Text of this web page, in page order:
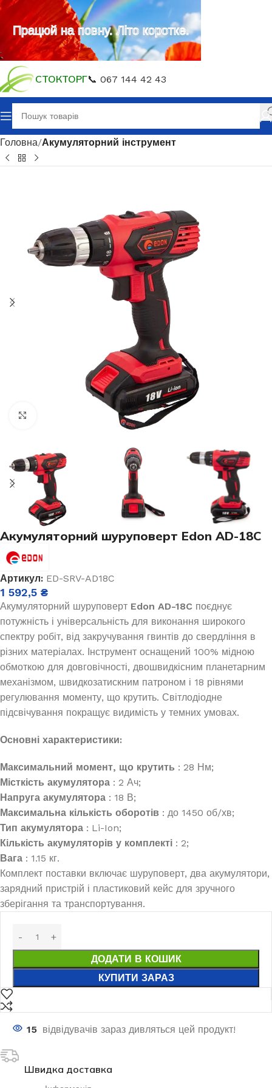
СТОКТОРГ📞 067 144 42 43
Головна Акумуляторний інструмент
Клацніть, щоб збільшити
Акумуляторний шуруповерт Edon AD-18C
Артикул: ED-SRV-AD18C
1 592,5 ₴
Акумуляторний шуруповерт Edon AD-18C поєднує
потужність і універсальність для виконання широкого
спектру робіт, від закручування гвинтів до свердління в
різних матеріалах. Інструмент оснащений 100% мідною
обмоткою для довговічності, двошвидкісним планетарним
механізмом, швидкозатискним патроном і 18 рівнями
регулювання моменту, що крутить. Світлодіодне
підсвічування покращує видимість у темних умовах.
Основні характеристики:
Максимальний момент, що крутить : 28 Нм;
Місткість акумулятора : 2 Ач;
Напруга акумулятора : 18 В;
Максимальна кількість оборотів : до 1450 об/хв;
Тип акумулятора : Li-Ion;
Кількість акумуляторів у комплекті : 2;
Вага : 1.15 кг.
Комплект поставки включає шуруповерт, два акумулятори,
зарядний пристрій і пластиковий кейс для зручного
зберігання та транспортування.
ДОДАТИ В КОШИК
КУПИТИ ЗАРАЗ
15 відвідувачів зараз дивляться цей продукт!
Швидка доставка
Працюй на повну. Літо коротке.